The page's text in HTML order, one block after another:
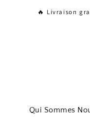
🔥 Livraison
Qui Sommes